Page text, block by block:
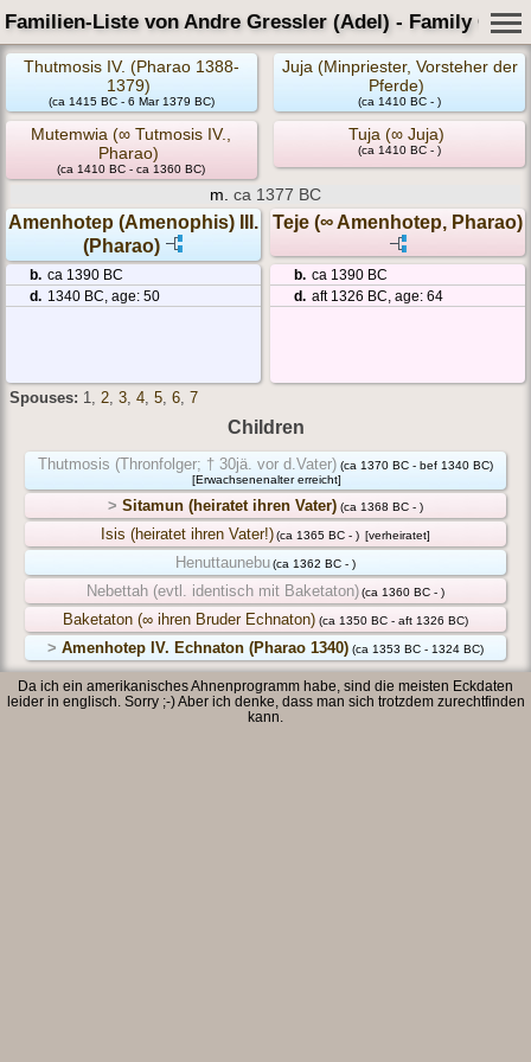
Familien-Liste von Andre Gressler (Adel) - Family Card
Thutmosis IV. (Pharao 1388-
1379)
(ca 1415 BC - 6 Mar 1379 BC)
Juja (Minpriester, Vorsteher der
Pferde)
(ca 1410 BC - )
Mutemwia (∞ Tutmosis IV.,
Pharao)
(ca 1410 BC - ca 1360 BC)
Tuja (∞ Juja)
(ca 1410 BC - )
m. ca 1377 BC
Amenhotep (Amenophis) III.
(Pharao)
Teje (∞ Amenhotep, Pharao)
b. ca 1390 BC
d. 1340 BC, age: 50
b. ca 1390 BC
d. aft 1326 BC, age: 64
Spouses: 1, 2, 3, 4, 5, 6, 7
Children
Thutmosis (Thronfolger; † 30jä. vor d.Vater) (ca 1370 BC - bef 1340 BC)
[Erwachsenenalter erreicht]
>Sitamun (heiratet ihren Vater) (ca 1368 BC - )
Isis (heiratet ihren Vater!)(ca 1365 BC - ) [verheiratet]
Henuttaunebu(ca 1362 BC - )
Nebettah (evtl. identisch mit Baketaton)(ca 1360 BC - )
Baketaton (∞ ihren Bruder Echnaton) (ca 1350 BC - aft 1326 BC)
>Amenhotep IV. Echnaton (Pharao 1340) (ca 1353 BC - 1324 BC)
Da ich ein amerikanisches Ahnenprogramm habe, sind die meisten Eckdaten
leider in englisch. Sorry ;-) Aber ich denke, dass man sich trotzdem zurechtfinden
kann.